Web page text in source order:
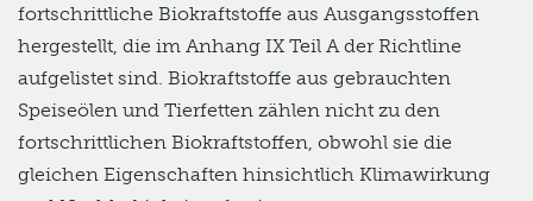
fortschrittliche Biokraftstoffe aus Ausgangsstoffen
hergestellt, die im Anhang IX Teil A der Richtline
aufgelistet sind. Biokraftstoffe aus gebrauchten
Speiseölen und Tierfetten zählen nicht zu den
fortschrittlichen Biokraftstoffen, obwohl sie die
gleichen Eigenschaften hinsichtlich Klimawirkung